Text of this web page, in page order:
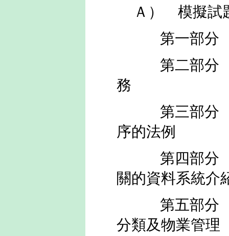
Ａ） 模擬試
第一部分 -
第二部
務
第三部分 -
序的法例
第四部分 -
關的資料系統介
第五部分 -
分類及物業管理